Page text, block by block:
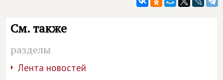
См. также
разделы
Лента новостей